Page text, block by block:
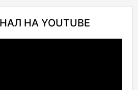
НА YOUTUBE